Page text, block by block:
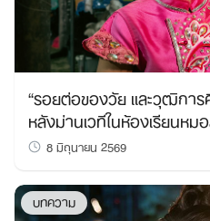
“รอยต่อของวัย และวุฒิการ
หลังม่านเวทีในห้องเรียนหม
8 มิถุนายน 2569
บทความ